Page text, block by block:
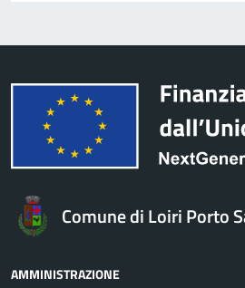
Comune di Loiri Porto
AMMINISTRAZIONE